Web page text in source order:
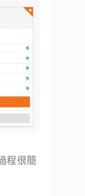
程很簡